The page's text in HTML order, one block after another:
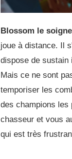
Blossom le
joue à distance. Il
dispose de sustain
Mais ce ne sont
temporiser les
des champions les
chasseur et vous
qui est très